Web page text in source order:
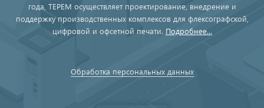
года, ТЕРЕМ осуществляет проектирование, внедрение и
поддержку производственных комплексов для флексографской,
цифровой и офсетной печати. Подробнее...
Обработка персональных данных